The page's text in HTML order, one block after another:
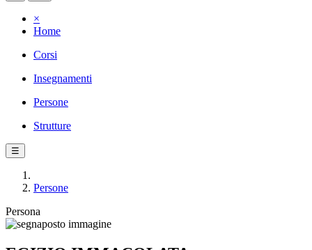
×
Home
Corsi
Insegnamenti
Persone
Strutture
☰
Persone
Persona